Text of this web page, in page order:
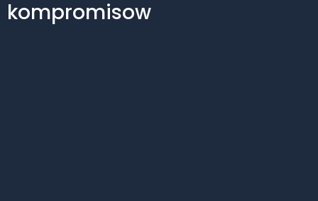
kompromisow